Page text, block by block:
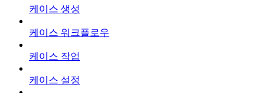
케이스 생성
케이스 워크플로우
케이스 작업
케이스 설정